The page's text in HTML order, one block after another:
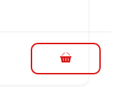
do košíku